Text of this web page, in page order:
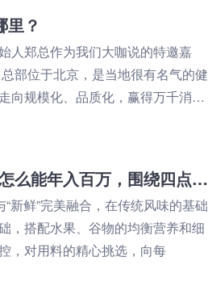
里？
人郑总作为我们大咖说的特邀嘉
部位于北京，是当地很有名气的健
向规模化、品质化，赢得万千消费
满米酸奶创始人 王晓丰分享00后怎么能年入百万，围绕四点 认知，野心，勇气，执行力！
新鲜”完美融合，在传统风味的基础
，搭配水果、谷物的均衡营养和细
，对用料的精心挑选，向每